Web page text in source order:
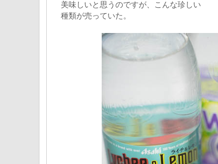
美味しいと思うのですが、こんな珍しい
種類が売っていた。